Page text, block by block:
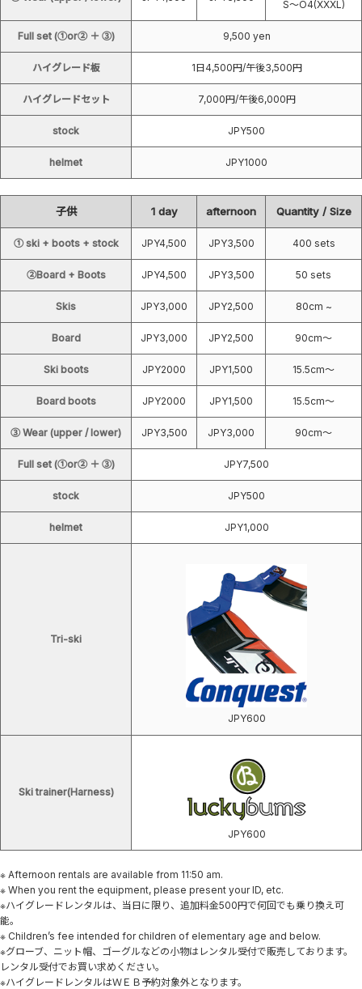
S～O4(XXXL)
Full set (①or② ＋ ③) 9,500 yen
ハイグレード板 1日4,500円/午後3,500円
ハイグレードセット 7,000円/午後6,000円
stock JPY500
helmet JPY1000
子供 1 day afternoon Quantity / Size
① ski + boots + stock JPY4,500 JPY3,500 400 sets
②Board + Boots JPY4,500 JPY3,500 50 sets
Skis JPY3,000 JPY2,500 80cm ~
Board JPY3,000 JPY2,500 90cm～
Ski boots JPY2000 JPY1,500 15.5cm～
Board boots JPY2000 JPY1,500 15.5cm～
③ Wear (upper / lower) JPY3,500 JPY3,000 90cm～
Full set (①or② ＋ ③) JPY7,500
stock JPY500
helmet JPY1,000
Tri-ski
JPY600
Ski trainer(Harness)
JPY600
※ Afternoon rentals are available from 11:50 am.
※ When you rent the equipment, please present your ID, etc.
※ハイグレードレンタルは、当日に限り、追加料金500円で何回でも乗り換え可
能。
※ Children’s fee intended for children of elementary age and below.
※グローブ、ニット帽、ゴーグルなどの小物はレンタル受付で販売しております。
レンタル受付でお買い求めください。
※ハイグレードレンタルはＷＥＢ予約対象外となります。